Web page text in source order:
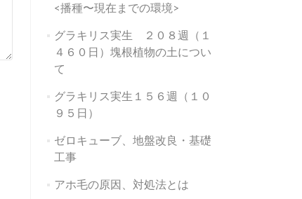
<播種〜現在までの環境>
グラキリス実生 ２０８週（１
４６０日）塊根植物の土につい
て
グラキリス実生１５６週（１０
９５日）
ゼロキューブ、地盤改良・基礎
工事
アホ毛の原因、対処法とは